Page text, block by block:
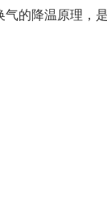
的降温原理